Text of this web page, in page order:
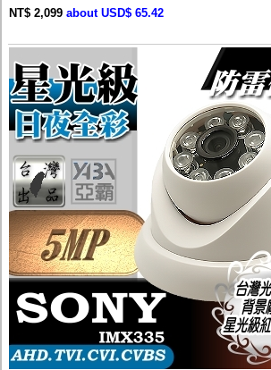
NT$ 2,099 about USD$ 65.42